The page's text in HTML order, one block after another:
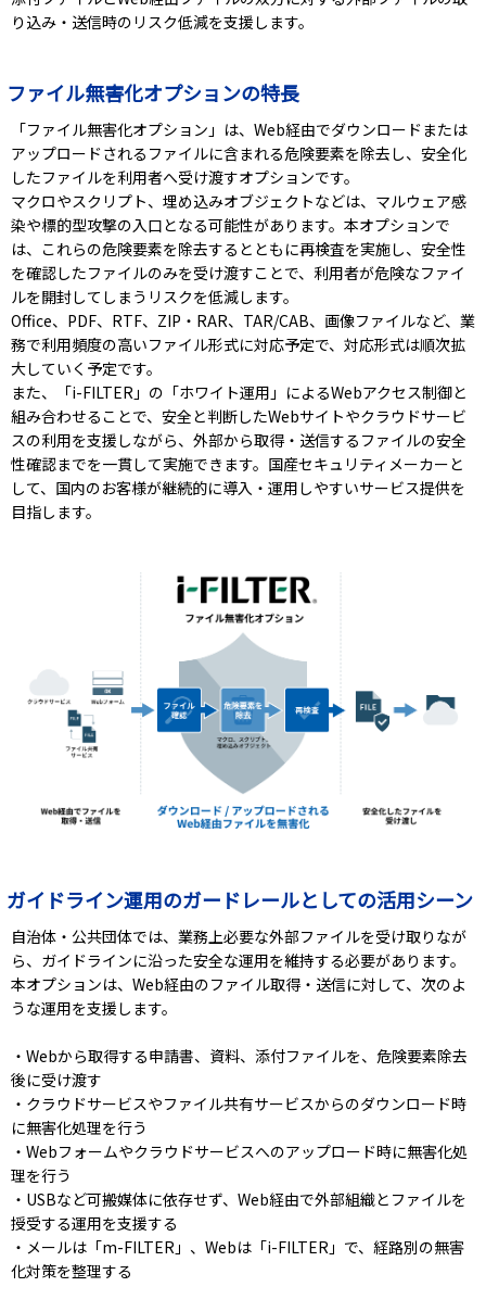
り込み・送信時のリスク低減を支援します。
ファイル無害化オプションの特長
「ファイル無害化オプション」は、Web経由でダウンロードまたは
アップロードされるファイルに含まれる危険要素を除去し、安全化
したファイルを利用者へ受け渡すオプションです。
マクロやスクリプト、埋め込みオブジェクトなどは、マルウェア感
染や標的型攻撃の入口となる可能性があります。本オプションで
は、これらの危険要素を除去するとともに再検査を実施し、安全性
を確認したファイルのみを受け渡すことで、利用者が危険なファイ
ルを開封してしまうリスクを低減します。
Office、PDF、RTF、ZIP・RAR、TAR/CAB、画像ファイルなど、業
務で利用頻度の高いファイル形式に対応予定で、対応形式は順次拡
大していく予定です。
また、「i-FILTER」の「ホワイト運用」によるWebアクセス制御と
組み合わせることで、安全と判断したWebサイトやクラウドサービ
スの利用を支援しながら、外部から取得・送信するファイルの安全
性確認までを一貫して実施できます。国産セキュリティメーカーと
して、国内のお客様が継続的に導入・運用しやすいサービス提供を
目指します。
ガイドライン運用のガードレールとしての活用シーン
自治体・公共団体では、業務上必要な外部ファイルを受け取りなが
ら、ガイドラインに沿った安全な運用を維持する必要があります。
本オプションは、Web経由のファイル取得・送信に対して、次のよ
うな運用を支援します。
・Webから取得する申請書、資料、添付ファイルを、危険要素除去
後に受け渡す
・クラウドサービスやファイル共有サービスからのダウンロード時
に無害化処理を行う
・Webフォームやクラウドサービスへのアップロード時に無害化処
理を行う
・USBなど可搬媒体に依存せず、Web経由で外部組織とファイルを
授受する運用を支援する
・メールは「m-FILTER」、Webは「i-FILTER」で、経路別の無害
化対策を整理する